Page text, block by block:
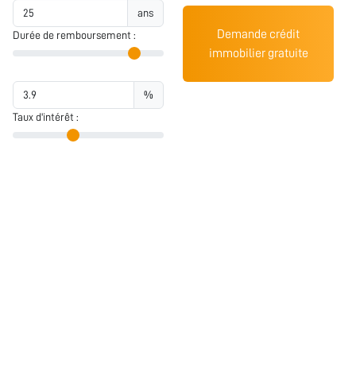
ans
Durée de remboursement :
%
Taux d'intérêt :
Demande crédit
immobilier gratuite